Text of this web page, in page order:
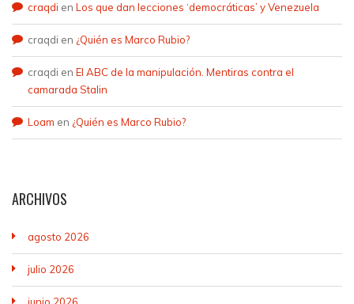
craqdi en Los que dan lecciones ‘democráticas’ y Venezuela
craqdi en ¿Quién es Marco Rubio?
craqdi en El ABC de la manipulación. Mentiras contra el
camarada Stalin
Loam en ¿Quién es Marco Rubio?
ARCHIVOS
agosto 2026
julio 2026